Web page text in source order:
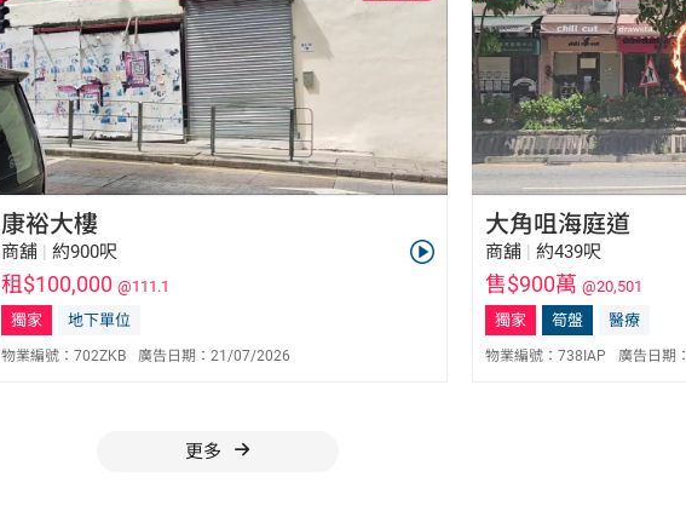
康裕大樓
商舖 | 約900呎
租$100,000 @111.1
獨家
地下單位
物業編號： 702ZKB 廣告日期： 21/07/2026
大角咀海庭道
商舖 | 約439呎
售$900萬 @20,501
獨家
筍盤 醫療
物業編號： 738IAP 廣告日期：
更多